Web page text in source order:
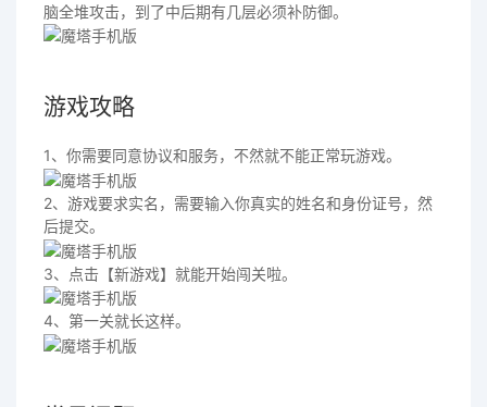
脑全堆攻击，到了中后期有几层必须补防御。
游戏攻略
1、你需要同意协议和服务，不然就不能正常玩游戏。
2、游戏要求实名，需要输入你真实的姓名和身份证号，然
后提交。
3、点击【新游戏】就能开始闯关啦。
4、第一关就长这样。